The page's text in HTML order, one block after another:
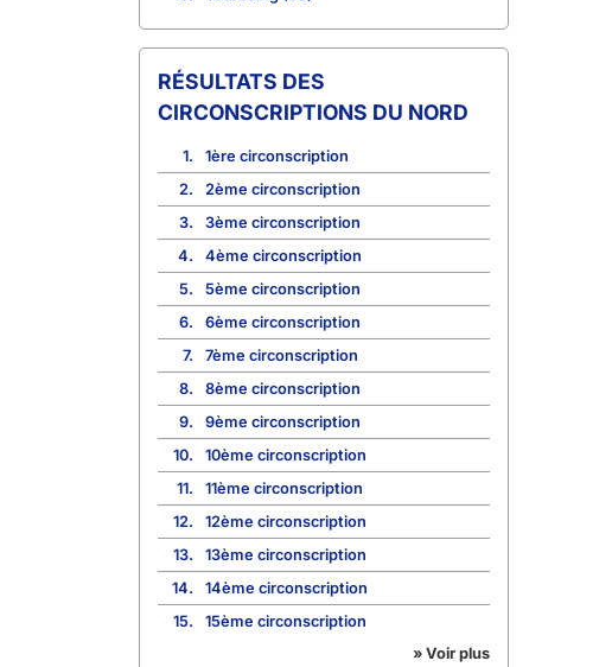
CIRCONSCRIPTIONS DU NORD
1.
1ère circonscription
2.
2ème circonscription
3.
3ème circonscription
4.
4ème circonscription
5.
5ème circonscription
6.
6ème circonscription
7.
7ème circonscription
8.
8ème circonscription
9.
9ème circonscription
10.
10ème circonscription
11.
11ème circonscription
12.
12ème circonscription
13.
13ème circonscription
14.
14ème circonscription
15.
15ème circonscription
» Voir plus